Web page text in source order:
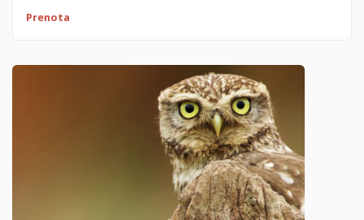
Prenota